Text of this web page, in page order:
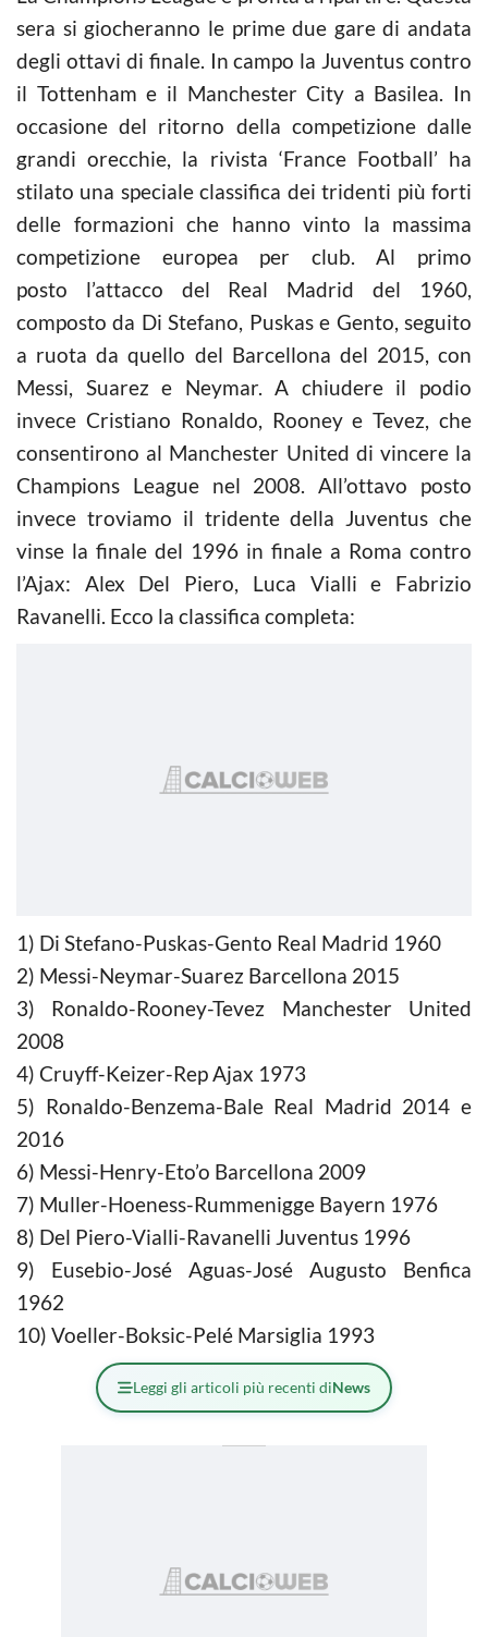
sera si giocheranno le prime due gare di andata
degli ottavi di finale. In campo la Juventus contro
il Tottenham e il Manchester City a Basilea. In
occasione del ritorno della competizione dalle
grandi orecchie, la rivista ‘France Football’ ha
stilato una speciale classifica dei tridenti più forti
delle formazioni che hanno vinto la massima
competizione europea per club. Al primo
posto l’attacco del Real Madrid del 1960,
composto da Di Stefano, Puskas e Gento, seguito
a ruota da quello del Barcellona del 2015, con
Messi, Suarez e Neymar. A chiudere il podio
invece Cristiano Ronaldo, Rooney e Tevez, che
consentirono al Manchester United di vincere la
Champions League nel 2008. All’ottavo posto
invece troviamo il tridente della Juventus che
vinse la finale del 1996 in finale a Roma contro
l’Ajax: Alex Del Piero, Luca Vialli e Fabrizio
Ravanelli. Ecco la classifica completa:
1) Di Stefano-Puskas-Gento Real Madrid 1960
2) Messi-Neymar-Suarez Barcellona 2015
3) Ronaldo-Rooney-Tevez Manchester United
2008
4) Cruyff-Keizer-Rep Ajax 1973
5) Ronaldo-Benzema-Bale Real Madrid 2014 e
2016
6) Messi-Henry-Eto’o Barcellona 2009
7) Muller-Hoeness-Rummenigge Bayern 1976
8) Del Piero-Vialli-Ravanelli Juventus 1996
9) Eusebio-José Aguas-José Augusto Benfica
1962
10) Voeller-Boksic-Pelé Marsiglia 1993
Leggi gli articoli più recenti diNews